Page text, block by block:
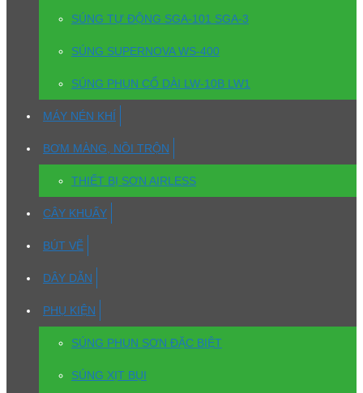
SÚNG TỰ ĐỘNG SGA-101 SGA-3
SÚNG SUPERNOVA WS-400
SÚNG PHUN CỔ DÀI LW-10B LW1
MÁY NÉN KHÍ
BƠM MÀNG, NỒI TRỘN
THIẾT BỊ SƠN AIRLESS
CÂY KHUẤY
BÚT VẼ
DÂY DẪN
PHỤ KIỆN
SÚNG PHUN SƠN ĐẶC BIỆT
SÚNG XỊT BỤI